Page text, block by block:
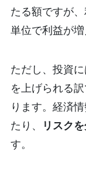
たる額ですが
単位で利益が
ただし、投資
を上げられる
ります。経済
たり、
リスク
す。